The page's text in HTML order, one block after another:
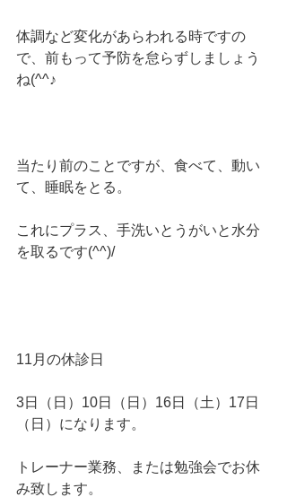
体調など変化があらわれる時ですの
で、前もって予防を怠らずしましょう
ね(^^♪
当たり前のことですが、食べて、動い
て、睡眠をとる。
これにプラス、手洗いとうがいと水分
を取るです(^^)/
11月の休診日
3日（日）10日（日）16日（土）17日
（日）になります。
トレーナー業務、または勉強会でお休
み致します。